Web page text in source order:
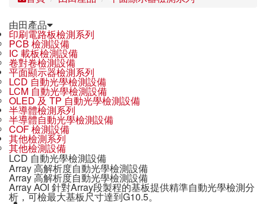
由田產品
印刷電路板檢測系列
PCB 檢測設備
IC 載板檢測設備
卷對卷檢測設備
平面顯示器檢測系列
LCD 自動光學檢測設備
LCM 自動光學檢測設備
OLED 及 TP 自動光學檢測設備
半導體檢測系列
半導體自動光學檢測設備
COF 檢測設備
其他檢測系列
其他檢測設備
LCD 自動光學檢測設備
Array 高解析度自動光學檢測設備
Array 高解析度自動光學檢測設備
Array AOI 針對Array段製程的基板提供精準自動光學檢測分
析，可檢最大基板尺寸達到G10.5。